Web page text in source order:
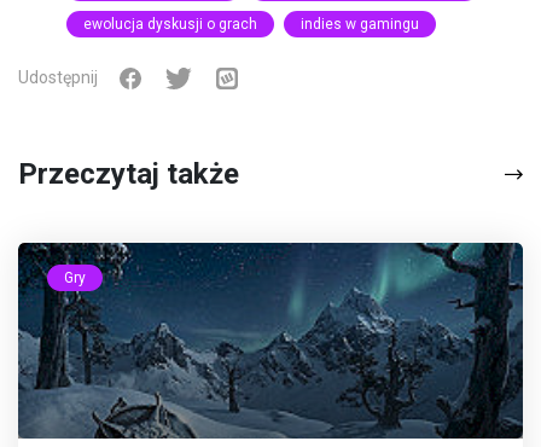
ewolucja dyskusji o grach indies w gamingu
Udostępnij
Przeczytaj także
Gry